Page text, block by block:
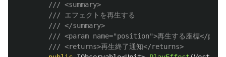
/// <summary>
/// エフェクトを再生する
/// </summary>
/// <param name="position">再生する座標</
/// <returns>再生終了通知</returns>